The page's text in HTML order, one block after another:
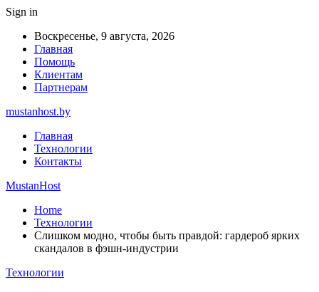
Sign in
Воскресенье, 9 августа, 2026
Главная
Помощь
Клиентам
Партнерам
mustanhost.by
Главная
Технологии
Контакты
MustanHost
Home
Технологии
Слишком модно, чтобы быть правдой: гардероб ярких
скандалов в фэшн-индустрии
Технологии